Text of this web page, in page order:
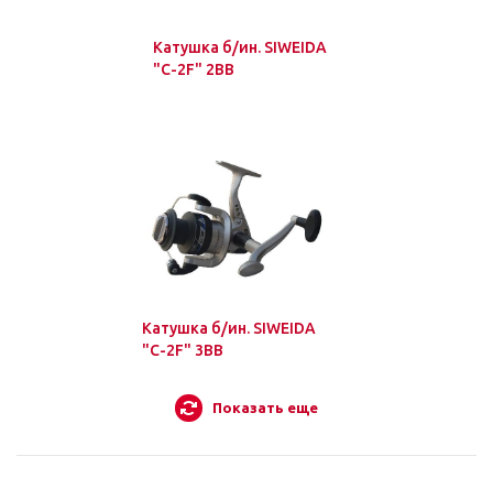
Катушка б/ин. SIWEIDA
"C-2F" 2BB
Катушка б/ин. SIWEIDA
"C-2F" 3BB
Показать еще